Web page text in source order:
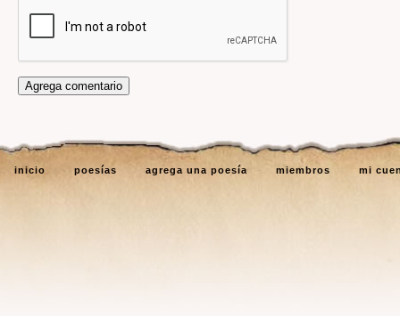
inicio poesías agrega una poesía miembros mi